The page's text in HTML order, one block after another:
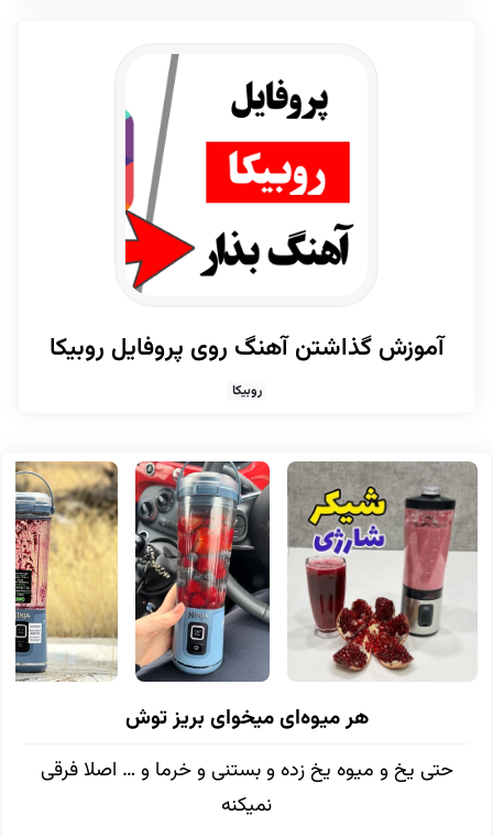
آموزش گذاشتن آهنگ روی پروفایل روبیکا
روبیکا
هر میوه‌ای میخوای بریز توش
حتی یخ و میوه یخ زده و بستنی و خرما و … اصلا فرقی
نمیکنه